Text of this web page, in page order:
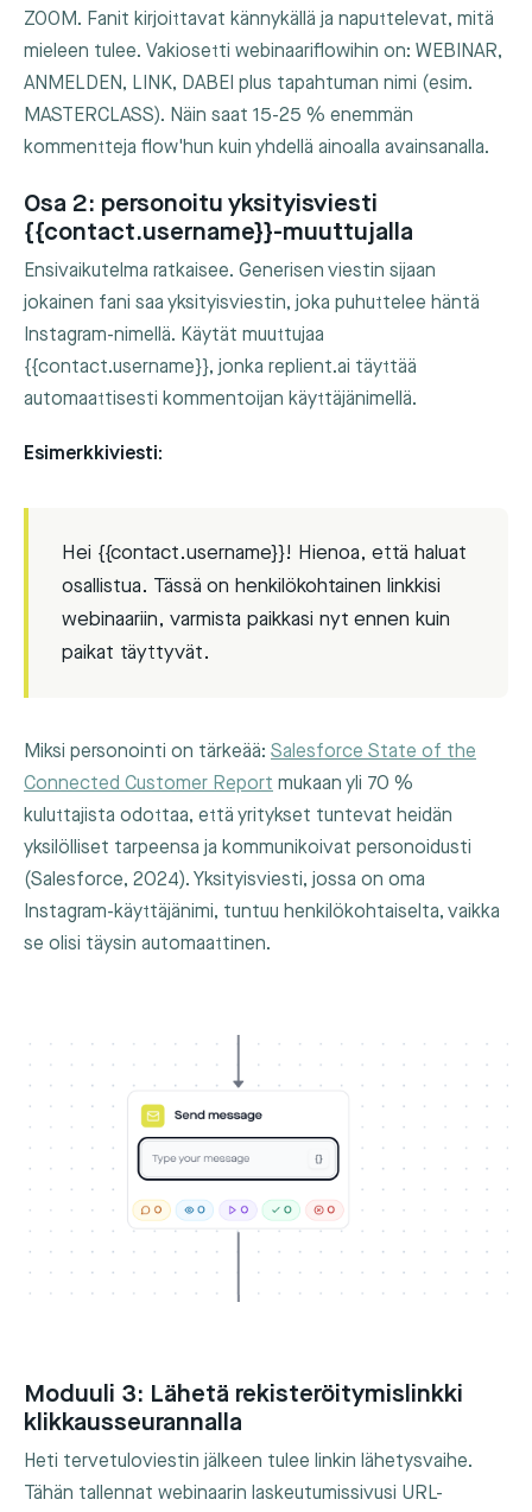
ZOOM. Fanit kirjoittavat kännykällä ja naputtelevat, mitä
mieleen tulee. Vakiosetti webinaariflowihin on: WEBINAR,
ANMELDEN, LINK, DABEI plus tapahtuman nimi (esim.
MASTERCLASS). Näin saat 15-25 % enemmän
kommentteja flow'hun kuin yhdellä ainoalla avainsanalla.
Osa 2: personoitu yksityisviesti
{{contact.username}}-muuttujalla
Ensivaikutelma ratkaisee. Generisen viestin sijaan
jokainen fani saa yksityisviestin, joka puhuttelee häntä
Instagram-nimellä. Käytät muuttujaa
{{contact.username}}, jonka replient.ai täyttää
automaattisesti kommentoijan käyttäjänimellä.
Esimerkkiviesti:
Hei {{contact.username}}! Hienoa, että haluat
osallistua. Tässä on henkilökohtainen linkkisi
webinaariin, varmista paikkasi nyt ennen kuin
paikat täyttyvät.
Miksi personointi on tärkeää: Salesforce State of the
Connected Customer Report mukaan yli 70 %
kuluttajista odottaa, että yritykset tuntevat heidän
yksilölliset tarpeensa ja kommunikoivat personoidusti
(Salesforce, 2024). Yksityisviesti, jossa on oma
Instagram-käyttäjänimi, tuntuu henkilökohtaiselta, vaikka
se olisi täysin automaattinen.
Moduuli 3: Lähetä rekisteröitymislinkki
klikkausseurannalla
Heti tervetuloviestin jälkeen tulee linkin lähetysvaihe.
Tähän tallennat webinaarin laskeutumissivusi URL-